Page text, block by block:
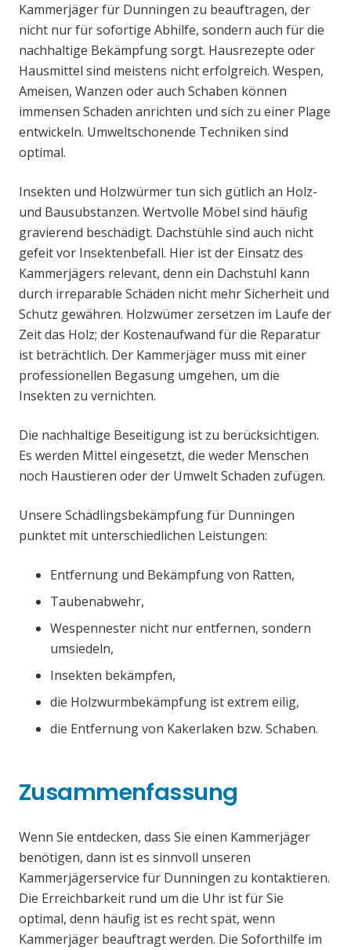
Kammerjäger für Dunningen zu beauftragen, der
nicht nur für sofortige Abhilfe, sondern auch für die
nachhaltige Bekämpfung sorgt. Hausrezepte oder
Hausmittel sind meistens nicht erfolgreich. Wespen,
Ameisen, Wanzen oder auch Schaben können
immensen Schaden anrichten und sich zu einer Plage
entwickeln. Umweltschonende Techniken sind
optimal.
Insekten und Holzwürmer tun sich gütlich an Holz-
und Bausubstanzen. Wertvolle Möbel sind häufig
gravierend beschädigt. Dachstühle sind auch nicht
gefeit vor Insektenbefall. Hier ist der Einsatz des
Kammerjägers relevant, denn ein Dachstuhl kann
durch irreparable Schäden nicht mehr Sicherheit und
Schutz gewähren. Holzwümer zersetzen im Laufe der
Zeit das Holz; der Kostenaufwand für die Reparatur
ist beträchtlich. Der Kammerjäger muss mit einer
professionellen Begasung umgehen, um die
Insekten zu vernichten.
Die nachhaltige Beseitigung ist zu berücksichtigen.
Es werden Mittel eingesetzt, die weder Menschen
noch Haustieren oder der Umwelt Schaden zufügen.
Unsere Schädlingsbekämpfung für Dunningen
punktet mit unterschiedlichen Leistungen:
Entfernung und Bekämpfung von Ratten,
Taubenabwehr,
Wespennester nicht nur entfernen, sondern
umsiedeln,
Insekten bekämpfen,
die Holzwurmbekämpfung ist extrem eilig,
die Entfernung von Kakerlaken bzw. Schaben.
Zusammenfassung
Wenn Sie entdecken, dass Sie einen Kammerjäger
benötigen, dann ist es sinnvoll unseren
Kammerjägerservice für Dunningen zu kontaktieren.
Die Erreichbarkeit rund um die Uhr ist für Sie
optimal, denn häufig ist es recht spät, wenn
Kammerjäger beauftragt werden. Die Soforthilfe im